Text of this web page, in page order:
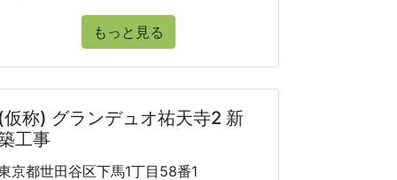
もっと見る
称) グランデュオ祐天寺2 新
工事
京都世田谷区下馬1丁目58番1